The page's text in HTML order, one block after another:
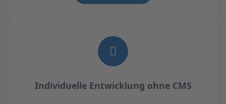
Individuelle Entwicklung ohne CMS